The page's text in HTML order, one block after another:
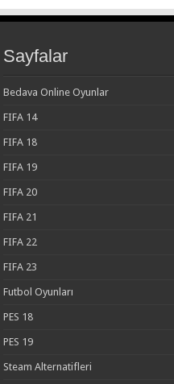
Sayfalar
Bedava Online Oyunlar
FIFA 14
FIFA 18
FIFA 19
FIFA 20
FIFA 21
FIFA 22
FIFA 23
Futbol Oyunları
PES 18
PES 19
Steam Alternatifleri